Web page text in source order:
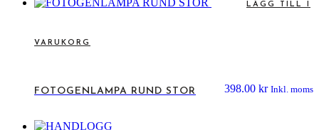
LÄGG TILL I
VARUKORG
FOTOGENLAMPA RUND STOR 398.00 kr Inkl. moms